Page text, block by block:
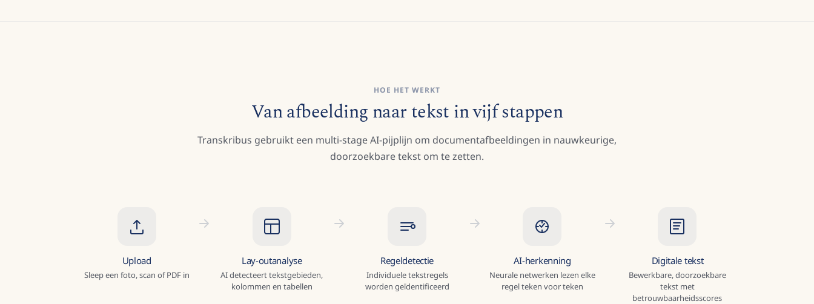
HOE HET WERKT
Van afbeelding naar tekst in vijf stappen
Transkribus gebruikt een multi-stage AI-pijplijn om documentafbeeldingen in nauwkeurige,
doorzoekbare tekst om te zetten.
Upload
Sleep een foto, scan of PDF in
Lay-outanalyse
AI detecteert tekstgebieden,
kolommen en tabellen
Regeldetectie
Individuele tekstregels
worden geïdentificeerd
AI-herkenning
Neurale netwerken lezen elke
regel teken voor teken
Digitale tekst
Bewerkbare, doorzoekbare
tekst met
betrouwbaarheidsscores